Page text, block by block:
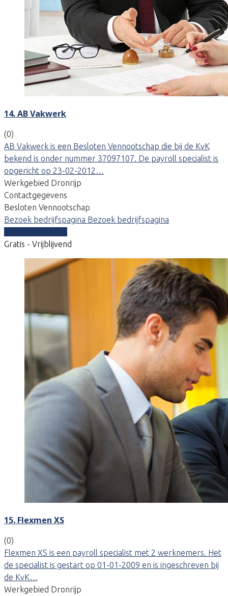
14. AB Vakwerk
(0)
AB Vakwerk is een Besloten Vennootschap die bij de KvK
bekend is onder nummer 37097107. De payroll specialist is
opgericht op 23-02-2012…
Werkgebied Dronrijp
Contactgegevens
Besloten Vennootschap
Bezoek bedrijfspagina Bezoek bedrijfspagina
Gratis - Vrijblijvend
15. Flexmen XS
(0)
Flexmen XS is een payroll specialist met 2 werknemers. Het
de specialist is gestart op 01-01-2009 en is ingeschreven bij
de KvK…
Werkgebied Dronrijp